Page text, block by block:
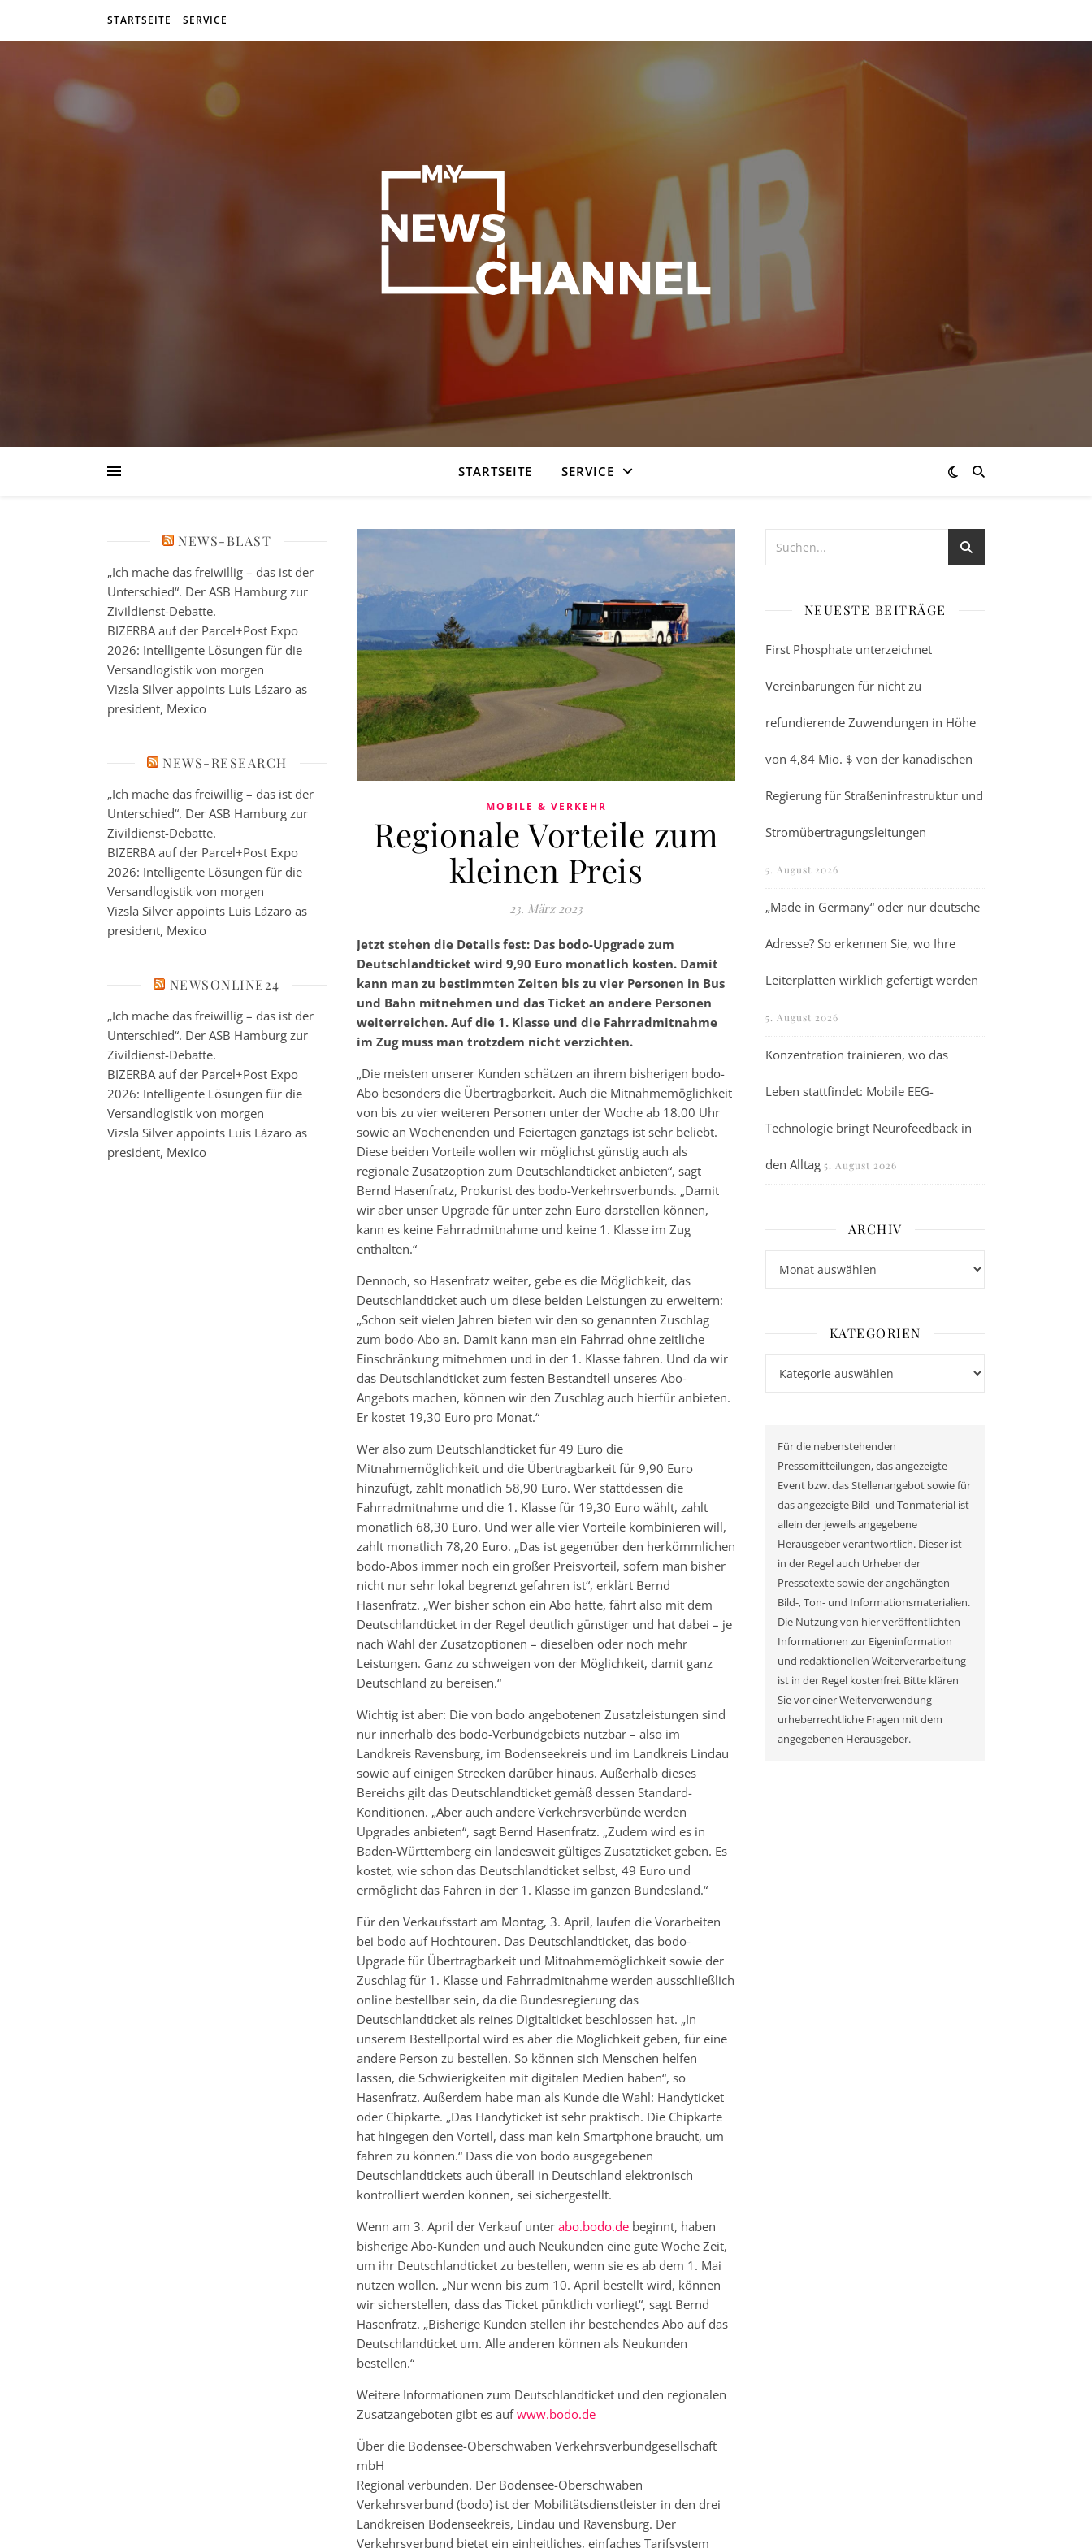
STARTSEITE SERVICE
STARTSEITE SERVICE
NEWS-BLAST
„Ich mache das freiwillig – das ist der
Unterschied“. Der ASB Hamburg zur
Zivildienst-Debatte.
BIZERBA auf der Parcel+Post Expo
2026: Intelligente Lösungen für die
Versandlogistik von morgen
Vizsla Silver appoints Luis Lázaro as
president, Mexico
NEWS-RESEARCH
„Ich mache das freiwillig – das ist der
Unterschied“. Der ASB Hamburg zur
Zivildienst-Debatte.
BIZERBA auf der Parcel+Post Expo
2026: Intelligente Lösungen für die
Versandlogistik von morgen
Vizsla Silver appoints Luis Lázaro as
president, Mexico
NEWSONLINE24
„Ich mache das freiwillig – das ist der
Unterschied“. Der ASB Hamburg zur
Zivildienst-Debatte.
BIZERBA auf der Parcel+Post Expo
2026: Intelligente Lösungen für die
Versandlogistik von morgen
Vizsla Silver appoints Luis Lázaro as
president, Mexico
MOBILE & VERKEHR
Regionale Vorteile zum
kleinen Preis
23. März 2023
Jetzt stehen die Details fest: Das bodo-Upgrade zum
Deutschlandticket wird 9,90 Euro monatlich kosten. Damit
kann man zu bestimmten Zeiten bis zu vier Personen in Bus
und Bahn mitnehmen und das Ticket an andere Personen
weiterreichen. Auf die 1. Klasse und die Fahrradmitnahme
im Zug muss man trotzdem nicht verzichten.
„Die meisten unserer Kunden schätzen an ihrem bisherigen bodo-
Abo besonders die Übertragbarkeit. Auch die Mitnahmemöglichkeit
von bis zu vier weiteren Personen unter der Woche ab 18.00 Uhr
sowie an Wochenenden und Feiertagen ganztags ist sehr beliebt.
Diese beiden Vorteile wollen wir möglichst günstig auch als
regionale Zusatzoption zum Deutschlandticket anbieten“, sagt
Bernd Hasenfratz, Prokurist des bodo-Verkehrsverbunds. „Damit
wir aber unser Upgrade für unter zehn Euro darstellen können,
kann es keine Fahrradmitnahme und keine 1. Klasse im Zug
enthalten.“
Dennoch, so Hasenfratz weiter, gebe es die Möglichkeit, das
Deutschlandticket auch um diese beiden Leistungen zu erweitern:
„Schon seit vielen Jahren bieten wir den so genannten Zuschlag
zum bodo-Abo an. Damit kann man ein Fahrrad ohne zeitliche
Einschränkung mitnehmen und in der 1. Klasse fahren. Und da wir
das Deutschlandticket zum festen Bestandteil unseres Abo-
Angebots machen, können wir den Zuschlag auch hierfür anbieten.
Er kostet 19,30 Euro pro Monat.“
Wer also zum Deutschlandticket für 49 Euro die
Mitnahmemöglichkeit und die Übertragbarkeit für 9,90 Euro
hinzufügt, zahlt monatlich 58,90 Euro. Wer stattdessen die
Fahrradmitnahme und die 1. Klasse für 19,30 Euro wählt, zahlt
monatlich 68,30 Euro. Und wer alle vier Vorteile kombinieren will,
zahlt monatlich 78,20 Euro. „Das ist gegenüber den herkömmlichen
bodo-Abos immer noch ein großer Preisvorteil, sofern man bisher
nicht nur sehr lokal begrenzt gefahren ist“, erklärt Bernd
Hasenfratz. „Wer bisher schon ein Abo hatte, fährt also mit dem
Deutschlandticket in der Regel deutlich günstiger und hat dabei – je
nach Wahl der Zusatzoptionen – dieselben oder noch mehr
Leistungen. Ganz zu schweigen von der Möglichkeit, damit ganz
Deutschland zu bereisen.“
Wichtig ist aber: Die von bodo angebotenen Zusatzleistungen sind
nur innerhalb des bodo-Verbundgebiets nutzbar – also im
Landkreis Ravensburg, im Bodenseekreis und im Landkreis Lindau
sowie auf einigen Strecken darüber hinaus. Außerhalb dieses
Bereichs gilt das Deutschlandticket gemäß dessen Standard-
Konditionen. „Aber auch andere Verkehrsverbünde werden
Upgrades anbieten“, sagt Bernd Hasenfratz. „Zudem wird es in
Baden-Württemberg ein landesweit gültiges Zusatzticket geben. Es
kostet, wie schon das Deutschlandticket selbst, 49 Euro und
ermöglicht das Fahren in der 1. Klasse im ganzen Bundesland.“
Für den Verkaufsstart am Montag, 3. April, laufen die Vorarbeiten
bei bodo auf Hochtouren. Das Deutschlandticket, das bodo-
Upgrade für Übertragbarkeit und Mitnahmemöglichkeit sowie der
Zuschlag für 1. Klasse und Fahrradmitnahme werden ausschließlich
online bestellbar sein, da die Bundesregierung das
Deutschlandticket als reines Digitalticket beschlossen hat. „In
unserem Bestellportal wird es aber die Möglichkeit geben, für eine
andere Person zu bestellen. So können sich Menschen helfen
lassen, die Schwierigkeiten mit digitalen Medien haben“, so
Hasenfratz. Außerdem habe man als Kunde die Wahl: Handyticket
oder Chipkarte. „Das Handyticket ist sehr praktisch. Die Chipkarte
hat hingegen den Vorteil, dass man kein Smartphone braucht, um
fahren zu können.“ Dass die von bodo ausgegebenen
Deutschlandtickets auch überall in Deutschland elektronisch
kontrolliert werden können, sei sichergestellt.
Wenn am 3. April der Verkauf unter abo.bodo.de beginnt, haben
bisherige Abo-Kunden und auch Neukunden eine gute Woche Zeit,
um ihr Deutschlandticket zu bestellen, wenn sie es ab dem 1. Mai
nutzen wollen. „Nur wenn bis zum 10. April bestellt wird, können
wir sicherstellen, dass das Ticket pünktlich vorliegt“, sagt Bernd
Hasenfratz. „Bisherige Kunden stellen ihr bestehendes Abo auf das
Deutschlandticket um. Alle anderen können als Neukunden
bestellen.“
Weitere Informationen zum Deutschlandticket und den regionalen
Zusatzangeboten gibt es aufwww.bodo.de
Über die Bodensee-Oberschwaben Verkehrsverbundgesellschaft
mbH
Regional verbunden. Der Bodensee-Oberschwaben
Verkehrsverbund (bodo) ist der Mobilitätsdienstleister in den drei
Landkreisen Bodenseekreis, Lindau und Ravensburg. Der
Verkehrsverbund bietet ein einheitliches, einfaches Tarifsystem
NEUESTE BEITRÄGE
First Phosphate unterzeichnet
Vereinbarungen für nicht zu
refundierende Zuwendungen in Höhe
von 4,84 Mio. $ von der kanadischen
Regierung für Straßeninfrastruktur und
Stromübertragungsleitungen
5. August 2026
„Made in Germany“ oder nur deutsche
Adresse? So erkennen Sie, wo Ihre
Leiterplatten wirklich gefertigt werden
5. August 2026
Konzentration trainieren, wo das
Leben stattfindet: Mobile EEG-
Technologie bringt Neurofeedback in
den Alltag 5. August 2026
ARCHIV
KATEGORIEN
Für die nebenstehenden
Pressemitteilungen, das angezeigte
Event bzw. das Stellenangebot sowie für
das angezeigte Bild- und Tonmaterial ist
allein der jeweils angegebene
Herausgeber verantwortlich. Dieser ist
in der Regel auch Urheber der
Pressetexte sowie der angehängten
Bild-, Ton- und Informationsmaterialien.
Die Nutzung von hier veröffentlichten
Informationen zur Eigeninformation
und redaktionellen Weiterverarbeitung
ist in der Regel kostenfrei. Bitte klären
Sie vor einer Weiterverwendung
urheberrechtliche Fragen mit dem
angegebenen Herausgeber.